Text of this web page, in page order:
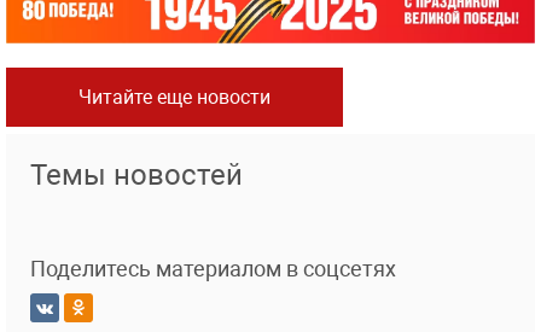
Читайте еще новости
Темы новостей
Поделитесь материалом в соцсетях